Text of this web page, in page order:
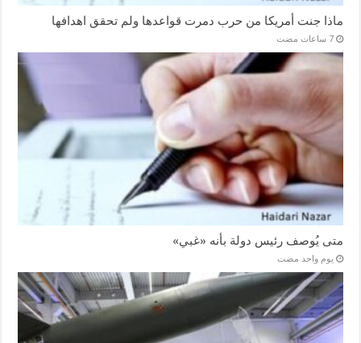
ماذا جنت أمريكا من حرب دمرت قواعدها ولم تحقق اهدافها
‏7 ساعات مضت
متى يُوصف رئيس دولة بأنه «غبي»
‏يوم واحد مضت